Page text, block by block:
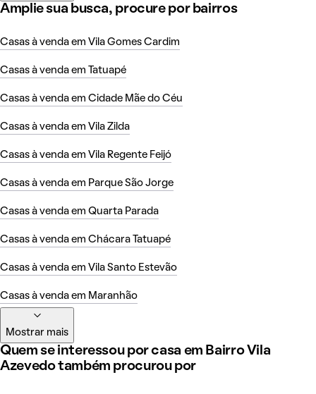
Amplie sua busca, procure por bairros
Casas à venda em Vila Gomes Cardim
Casas à venda em Tatuapé
Casas à venda em Cidade Mãe do Céu
Casas à venda em Vila Zilda
Casas à venda em Vila Regente Feijó
Casas à venda em Parque São Jorge
Casas à venda em Quarta Parada
Casas à venda em Chácara Tatuapé
Casas à venda em Vila Santo Estevão
Casas à venda em Maranhão
Mostrar mais
Quem se interessou por casa em Bairro Vila
Azevedo também procurou por